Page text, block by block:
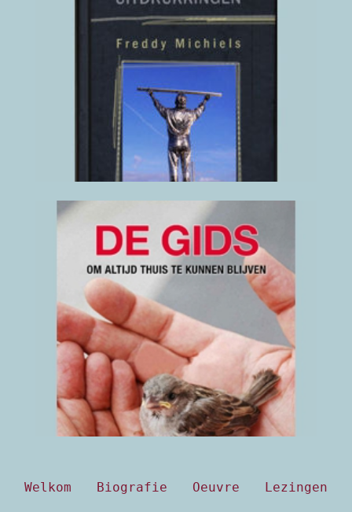
Uitdrukkingen
2012
(klik hier voor details)
De Gids
Om altijd thuis te kunnen
blijven
2023
(klik hier voor details)
Welkom Biografie Oeuvre
Lezingen